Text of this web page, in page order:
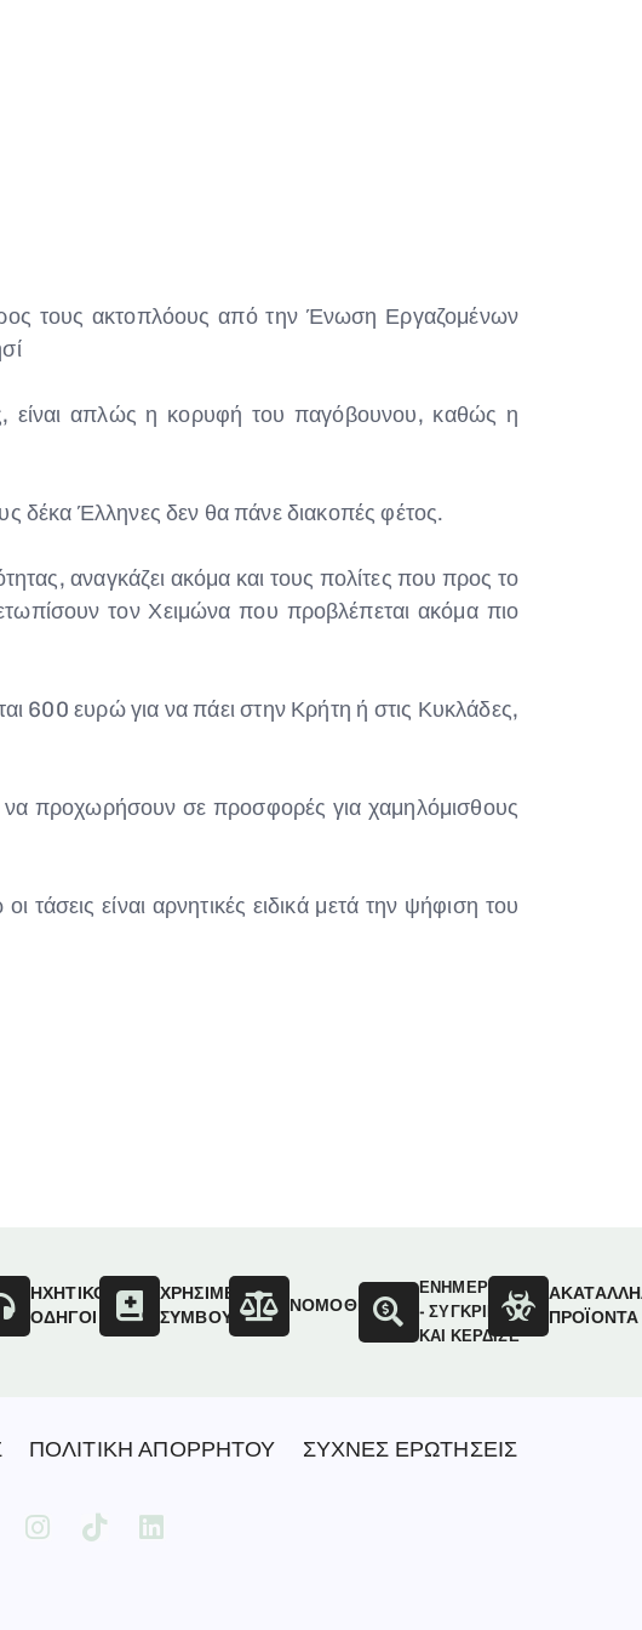
τους ακτοπλόους από την Ένωση Εργαζομένων
είναι απλώς η κορυφή του παγόβουνου, καθώς η
Έλληνες δεν θα πάνε διακοπές φέτος.
αναγκάζει ακόμα και τους πολίτες που προς το
τον Χειμώνα που προβλέπεται ακόμα πιο
600 ευρώ για να πάει στην Κρήτη ή στις Κυκλάδες,
προχωρήσουν σε προσφορές για χαμηλόμισθους
είναι αρνητικές ειδικά μετά την ψήφιση του
ΗΧΗΤΙΚΟΙ
ΟΔΗΓΟΙ
ΧΡΗΣΙΜΕΣ
ΣΥΜΒΟΥΛΕΣ
ΝΟΜΟΘΕΣΙΑ
ΕΝΗΜΕΡΩΣΟΥ
- ΣΥΓΚΡΙΝΕ
ΚΑΙ ΚΕΡΔΙΣΕ
ΠΡΟΪΟΝΤΑ
ΠΟΛΙΤΙΚΗ ΑΠΟΡΡΗΤΟΥ ΣΥΧΝΕΣ ΕΡΩΤΗΣΕΙΣ